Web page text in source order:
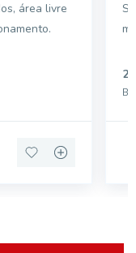
área livre
2